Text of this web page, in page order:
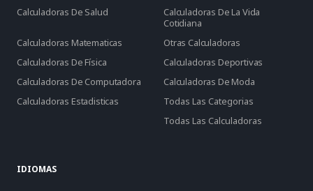
Calculadoras De Salud
Calculadoras De La Vida
Cotidiana
Calculadoras Matematicas
Otras Calculadoras
Calculadoras De Física
Calculadoras Deportivas
Calculadoras De Computadora
Calculadoras De Moda
Calculadoras Estadisticas
Todas Las Categorias
Todas Las Calculadoras
IDIOMAS